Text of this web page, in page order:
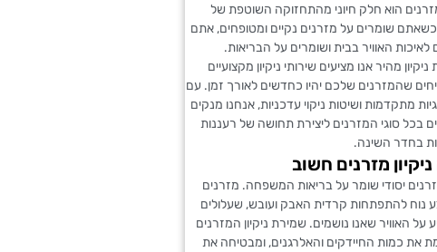
מזרנים הוא חלק חיוני מהתחזוקה השוטפת של
שומרים על מזרנים נקיים ומטופחים, אתם
לאיכות האוויר בבית ושומרים על הבריאות.
מהיר אנו מציעים שירותי ניקיון מקצועיים
שהמזרנים שלכם יהיו כחדשים לאורך זמן. עם
מתקדמות ושיטות ניקוי עדכניות, אנחנו מנקים
בכל סוגי המזרנים ליצירת תחושה של רעננות
בחדר השינה.
מזרנים חשוב
יסודי שומר על בריאות המשפחה. מזרנים
נוח להתפתחות קרדית האבק ועובש, שעלולים
על האוויר שאנו נושמים. שמירת ניקיון המזרנים
את כמות החיידקים והאלרגנים, ומבטיחה את